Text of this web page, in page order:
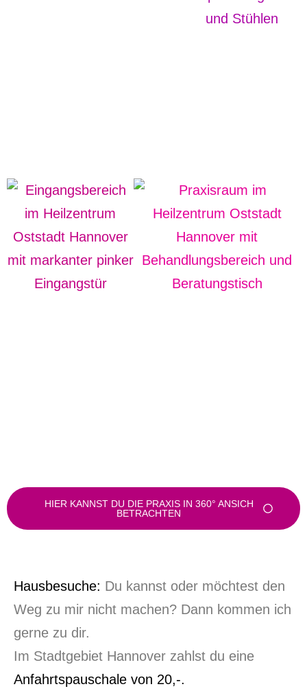
HIER KANNST DU DIE PRAXIS IN 360° ANSICH
BETRACHTEN
Hausbesuche: Du kannst oder möchtest den
Weg zu mir nicht machen? Dann kommen ich
gerne zu dir.
Im Stadtgebiet Hannover zahlst du eine
Anfahrtspauschale von 20,-.